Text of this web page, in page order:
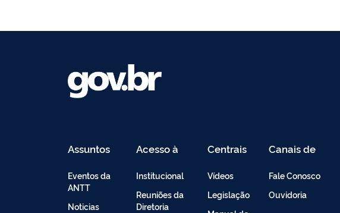
Assuntos
Eventos da
ANTT
Noticias
Acesso à
Institucional
Reuniões da
Diretoria
Centrais
Vídeos
Legislação
Canais de
Fale Conosco
Ouvidoria